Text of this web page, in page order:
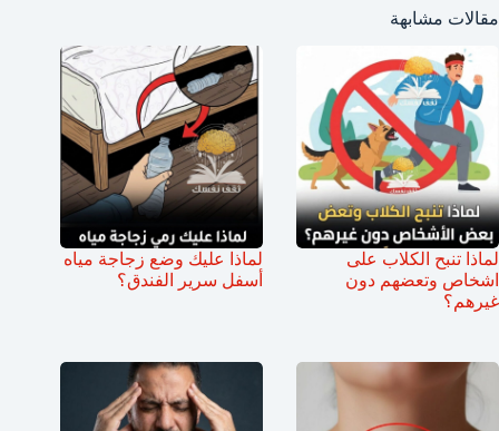
مقالات مشابهة
لماذا تنبح الكلاب على
اشخاص وتعضهم دون
غيرهم؟
لماذا عليك وضع زجاجة مياه
أسفل سرير الفندق؟